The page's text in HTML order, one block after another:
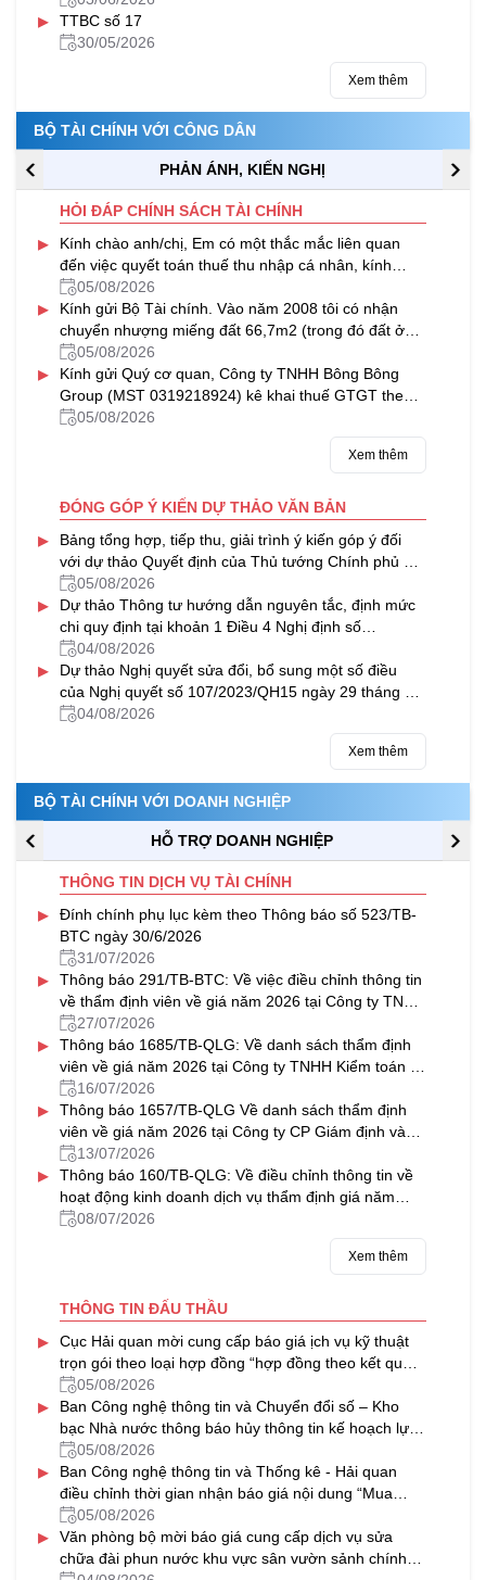
▸
TTBC số 17
30/05/2026
Xem thêm
BỘ TÀI CHÍNH VỚI CÔNG DÂN
PHẢN ÁNH, KIẾN NGHỊ
HỎI ĐÁP CHÍNH SÁCH TÀI CHÍNH
▸
Kính chào anh/chị, Em có một thắc mắc liên quan
đến việc quyết toán thuế thu nhập cá nhân, kính
mong anh/chị hỗ trợ giải...
05/08/2026
▸
Kính gửi Bộ Tài chính. Vào năm 2008 tôi có nhận
chuyển nhượng miếng đất 66,7m2 (trong đó đất ở
26,9m2 và đất CLN 39,8m2) của...
05/08/2026
▸
Kính gửi Quý cơ quan, Công ty TNHH Bông Bông
Group (MST 0319218924) kê khai thuế GTGT theo
phương pháp khấu trừ, có hoạt...
05/08/2026
Xem thêm
ĐÓNG GÓP Ý KIẾN DỰ THẢO VĂN BẢN
▸
Bảng tổng hợp, tiếp thu, giải trình ý kiến góp ý đối
với dự thảo Quyết định của Thủ tướng Chính phủ về
tín dụng đối với học sinh, sinh viên trên Cổng thông
tin điện tử của Bộ Tài chính
05/08/2026
▸
Dự thảo Thông tư hướng dẫn nguyên tắc, định mức
chi quy định tại khoản 1 Điều 4 Nghị định số
247/2026/NĐ-CP của Chính phủ quy định về công
tác tái hòa nhập cộng đồng
04/08/2026
▸
Dự thảo Nghị quyết sửa đổi, bổ sung một số điều
của Nghị quyết số 107/2023/QH15 ngày 29 tháng 11
năm 2023 của Quốc hội về việc áp dụng thuế thu
nhập doanh nghiệp bổ sung theo quy định chống xói
04/08/2026
Xem thêm
BỘ TÀI CHÍNH VỚI DOANH NGHIỆP
HỖ TRỢ DOANH NGHIỆP
THÔNG TIN DỊCH VỤ TÀI CHÍNH
▸
Đính chính phụ lục kèm theo Thông báo số 523/TB-
BTC ngày 30/6/2026
31/07/2026
▸
Thông báo 291/TB-BTC: Về việc điều chỉnh thông tin
về thẩm định viên về giá năm 2026 tại Công ty TNHH
Thẩm định giá & Bất động sản NAVICO
27/07/2026
▸
Thông báo 1685/TB-QLG: Về danh sách thẩm định
viên về giá năm 2026 tại Công ty TNHH Kiểm toán tư
vấn Thủ Đô
16/07/2026
▸
Thông báo 1657/TB-QLG Về danh sách thẩm định
viên về giá năm 2026 tại Công ty CP Giám định và
Thẩm định tài sản Việt Nam
13/07/2026
▸
Thông báo 160/TB-QLG: Về điều chỉnh thông tin về
hoạt động kinh doanh dịch vụ thẩm định giá năm
2026 tại Công ty CP Định giá HFC
08/07/2026
Xem thêm
THÔNG TIN ĐẤU THẦU
▸
Cục Hải quan mời cung cấp báo giá ịch vụ kỹ thuật
trọn gói theo loại hợp đồng “hợp đồng theo kết quả
đầu ra” cho các máy soi container của ngành Hải
quan
05/08/2026
▸
Ban Công nghệ thông tin và Chuyển đổi số – Kho
bạc Nhà nước thông báo hủy thông tin kế hoạch lựa
chọn nhà thầu Bảo hành máy chủ và nâng cấp phần
mềm sao lưu dữ liệu tại các KBNN địa phương
05/08/2026
▸
Ban Công nghệ thông tin và Thống kê - Hải quan
điều chỉnh thời gian nhận báo giá nội dung “Mua
sắm thay thế khẩn cấp một số trang thiết bị cốt lõi
của hệ thống VNACCS/VCIS”
05/08/2026
▸
Văn phòng bộ mời báo giá cung cấp dịch vụ sửa
chữa đài phun nước khu vực sân vườn sảnh chính